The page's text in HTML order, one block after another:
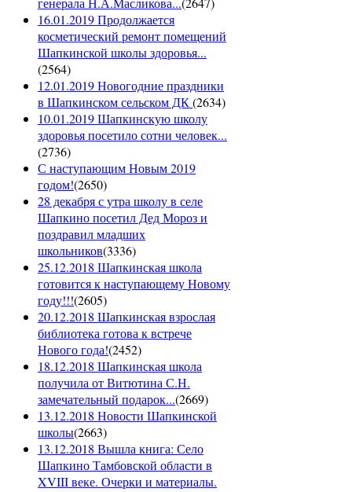
16.01.2019 Продолжается
косметический ремонт помещений
Шапкинской школы здоровья...
(2564)
12.01.2019 Новогодние праздники
в Шапкинском сельском ДК(2634)
10.01.2019 Шапкинскую школу
здоровья посетило сотни человек...
(2736)
С наступающим Новым 2019
годом!(2650)
28 декабря с утра школу в селе
Шапкино посетил Дед Мороз и
поздравил младших
школьников(3336)
25.12.2018 Шапкинская школа
готовится к наступающему Новому
году!!!(2605)
20.12.2018 Шапкинская взрослая
библиотека готова к встрече
Нового года!(2452)
18.12.2018 Шапкинская школа
получила от Витютина С.Н.
замечательный подарок...(2669)
13.12.2018 Новости Шапкинской
школы(2663)
13.12.2018 Вышла книга: Село
Шапкино Тамбовской области в
XVIII веке. Очерки и материалы.